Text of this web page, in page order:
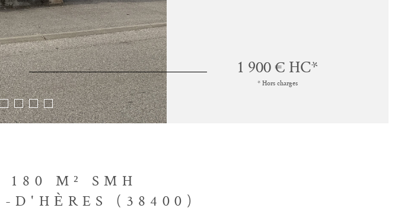
1 900 € HC*
* Hors charges
180 M² SMH
D'HÈRES (38400)